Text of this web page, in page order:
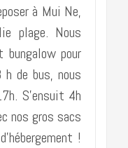
à Mui Ne,
plage. Nous
pour
de bus, nous
S’ensuit 4h
nos gros sacs
!